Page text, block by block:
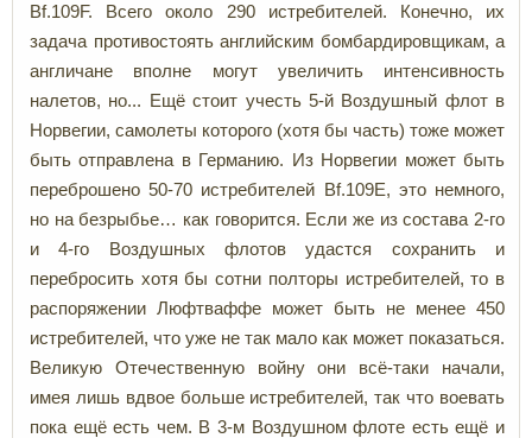
Bf.109F. Всего около 290 истребителей. Конечно, их
задача противостоять английским бомбардировщикам, а
англичане вполне могут увеличить интенсивность
налетов, но... Ещё стоит учесть 5-й Воздушный флот в
Норвегии, самолеты которого (хотя бы часть) тоже может
быть отправлена в Германию. Из Норвегии может быть
переброшено 50-70 истребителей Bf.109E, это немного,
но на безрыбье… как говорится. Если же из состава 2-го
и 4-го Воздушных флотов удастся сохранить и
перебросить хотя бы сотни полторы истребителей, то в
распоряжении Люфтваффе может быть не менее 450
истребителей, что уже не так мало как может показаться.
Великую Отечественную войну они всё-таки начали,
имея лишь вдвое больше истребителей, так что воевать
пока ещё есть чем. В 3-м Воздушном флоте есть ещё и